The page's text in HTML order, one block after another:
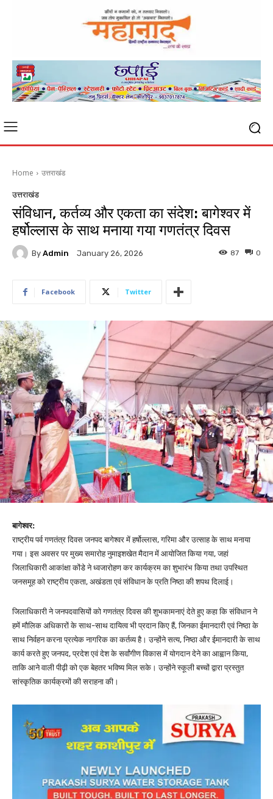
Home उत्तराखंड
उत्तराखंड
संविधान, कर्तव्य और एकता का संदेश: बागेश्वर में
हर्षोल्लास के साथ मनाया गया गणतंत्र दिवस
By Admin January 26, 2026 0
87
Facebook Twitter
बागेश्वर:
राष्ट्रीय पर्व गणतंत्र दिवस जनपद बागेश्वर में हर्षोल्लास, गरिमा और उत्साह के साथ मनाया
गया। इस अवसर पर मुख्य समारोह नुमाइशखेत मैदान में आयोजित किया गया, जहां
जिलाधिकारी आकांक्षा कोंडे ने ध्वजारोहण कर कार्यक्रम का शुभारंभ किया तथा उपस्थित
जनसमूह को राष्ट्रीय एकता, अखंडता एवं संविधान के प्रति निष्ठा की शपथ दिलाई।
जिलाधिकारी ने जनपदवासियों को गणतंत्र दिवस की शुभकामनाएं देते हुए कहा कि संविधान ने
हमें मौलिक अधिकारों के साथ-साथ दायित्व भी प्रदान किए हैं, जिनका ईमानदारी एवं निष्ठा के
साथ निर्वहन करना प्रत्येक नागरिक का कर्तव्य है। उन्होंने सत्य, निष्ठा और ईमानदारी के साथ
कार्य करते हुए जनपद, प्रदेश एवं देश के सर्वांगीण विकास में योगदान देने का आह्वान किया,
ताकि आने वाली पीढ़ी को एक बेहतर भविष्य मिल सके। उन्होंने स्कूली बच्चों द्वारा प्रस्तुत
सांस्कृतिक कार्यक्रमों की सराहना की।